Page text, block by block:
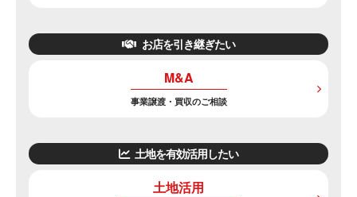
お店を引き継ぎたい
M&A
事業譲渡・買収のご相談
土地を有効活用したい
土地活用